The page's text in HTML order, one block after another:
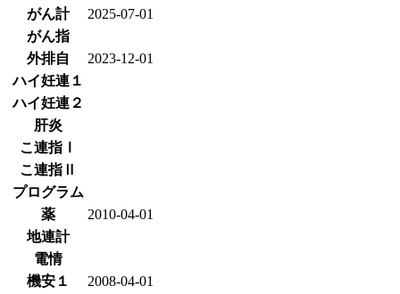
がん計
2025-07-01
がん指
外排自
2023-12-01
ハイ妊連１
ハイ妊連２
肝炎
こ連指Ⅰ
こ連指Ⅱ
プログラム
薬
2010-04-01
地連計
電情
機安１
2008-04-01